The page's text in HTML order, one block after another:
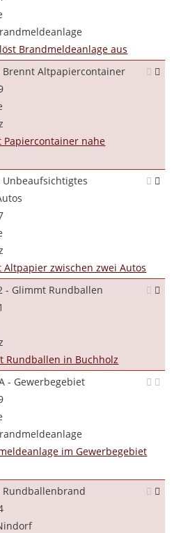
Brandmeldeanlage aus
Brennt Altpapiercontainer
Papiercontainer nahe
Unbeaufsichtigtes
Altpapier zwischen zwei Autos
- Glimmt Rundballen
Rundballen in Buchholz
- Gewerbegebiet
im Gewerbegebiet
Rundballenbrand